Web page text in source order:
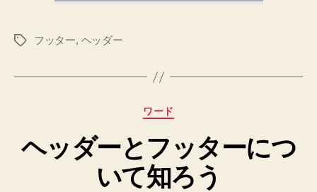
タ
フッター, ヘッダー
カ
ゴ
リ
ー
ワード
ヘッダーとフッターにつ
いて知ろう